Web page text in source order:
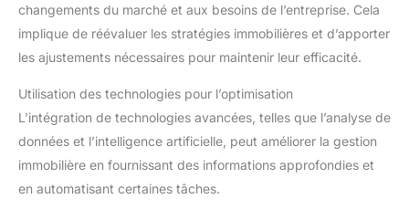
changements du marché et aux besoins de l’entreprise. Cela
implique de réévaluer les stratégies immobilières et d’apporter
les ajustements nécessaires pour maintenir leur efficacité.
Utilisation des technologies pour l’optimisation
L’intégration de technologies avancées, telles que l’analyse de
données et l’intelligence artificielle, peut améliorer la gestion
immobilière en fournissant des informations approfondies et
en automatisant certaines tâches.